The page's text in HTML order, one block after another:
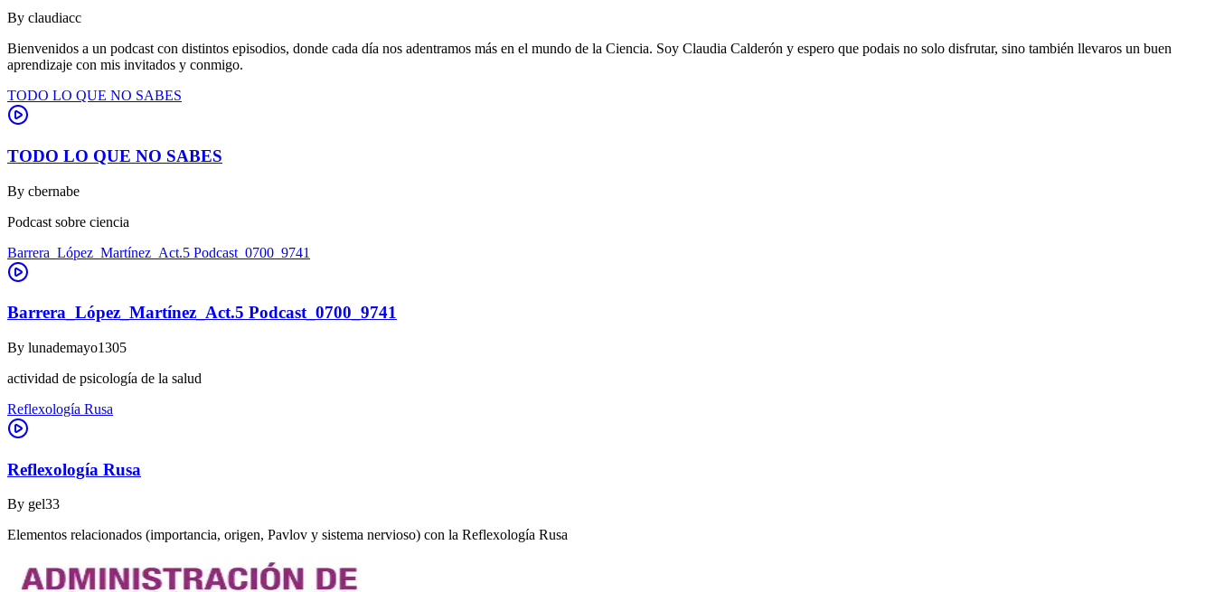
By claudiacc
Bienvenidos a un podcast con distintos episodios, donde cada día nos adentramos más en el mundo de la Ciencia. Soy Claudia Calderón y espero que podais no solo disfrutar, sino también llevaros un buen
aprendizaje con mis invitados y conmigo.
TODO LO QUE NO SABES
TODO LO QUE NO SABES
By cbernabe
Podcast sobre ciencia
Barrera_López_Martínez_Act.5 Podcast_0700_9741
Barrera_López_Martínez_Act.5 Podcast_0700_9741
By lunademayo1305
actividad de psicología de la salud
Reflexología Rusa
Reflexología Rusa
By gel33
Elementos relacionados (importancia, origen, Pavlov y sistema nervioso) con la Reflexología Rusa